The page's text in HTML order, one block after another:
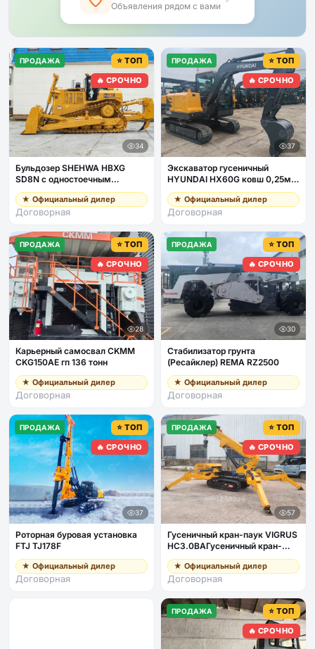
Объявления рядом с вами
ПРОДАЖА
⭐ ТОП
🔥 СРОЧНО
34
Бульдозер SHEHWA HBXG
SD8N с одностоечным
рыхлителем, кондиционер
★ Официальный дилер
Договорная
ПРОДАЖА
⭐ ТОП
🔥 СРОЧНО
37
Экскаватор гусеничный
HYUNDAI HX60G ковш 0,25м3,
общая масса 5,8т, дв Yanmar
★ Официальный дилер
Договорная
ПРОДАЖА
⭐ ТОП
🔥 СРОЧНО
28
Карьерный самосвал CKMM
CKG150AE гп 136 тонн
★ Официальный дилер
Договорная
ПРОДАЖА
⭐ ТОП
🔥 СРОЧНО
30
Стабилизатор грунта
(Ресайклер) REMA RZ2500
★ Официальный дилер
Договорная
ПРОДАЖА
⭐ ТОП
🔥 СРОЧНО
37
Роторная буровая установка
FTJ TJ178F
★ Официальный дилер
Договорная
ПРОДАЖА
⭐ ТОП
🔥 СРОЧНО
57
Гусеничный кран-паук VIGRUS
HC3.0BAГусеничный кран-
паук VIGRUS HC3.0BA гп 3т с
пультом, дизель + питание от
380В
★ Официальный дилер
Договорная
ПРОДАЖА
⭐ ТОП
🔥 СРОЧНО